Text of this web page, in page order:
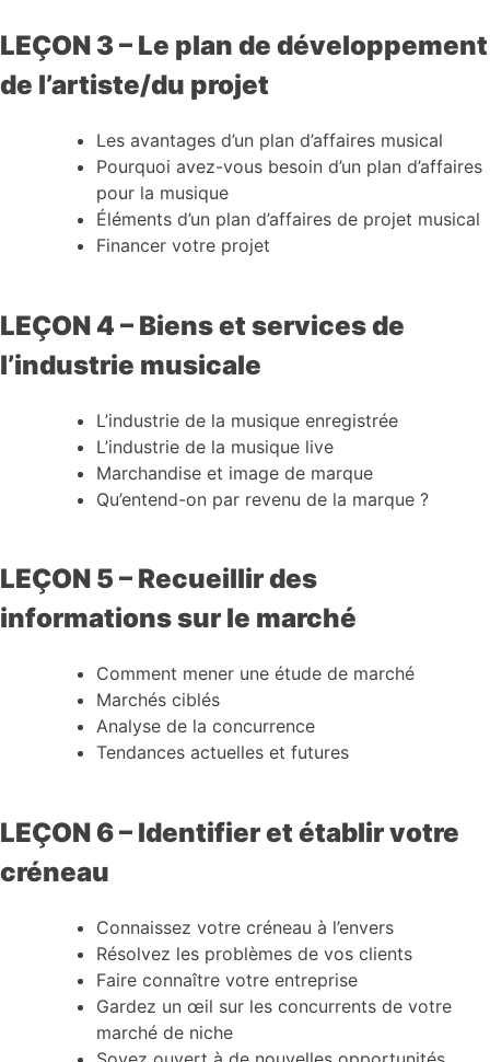
LEÇON 3 – Le plan de développement
de l’artiste/du projet
Les avantages d’un plan d’affaires musical
Pourquoi avez-vous besoin d’un plan d’affaires
pour la musique
Éléments d’un plan d’affaires de projet musical
Financer votre projet
LEÇON 4 – Biens et services de
l’industrie musicale
L’industrie de la musique enregistrée
L’industrie de la musique live
Marchandise et image de marque
Qu’entend-on par revenu de la marque ?
LEÇON 5 – Recueillir des
informations sur le marché
Comment mener une étude de marché
Marchés ciblés
Analyse de la concurrence
Tendances actuelles et futures
LEÇON 6 – Identifier et établir votre
créneau
Connaissez votre créneau à l’envers
Résolvez les problèmes de vos clients
Faire connaître votre entreprise
Gardez un œil sur les concurrents de votre
marché de niche